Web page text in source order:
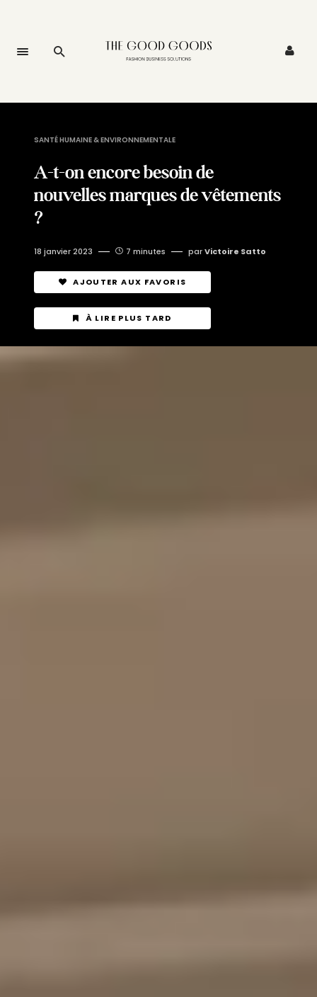
SANTÉ HUMAINE & ENVIRONNEMENTALE
A-t-on encore besoin de
nouvelles marques de vêtements
?
18 janvier 2023 7 minutes parVictoire Satto
AJOUTER AUX FAVORIS
À LIRE PLUS TARD